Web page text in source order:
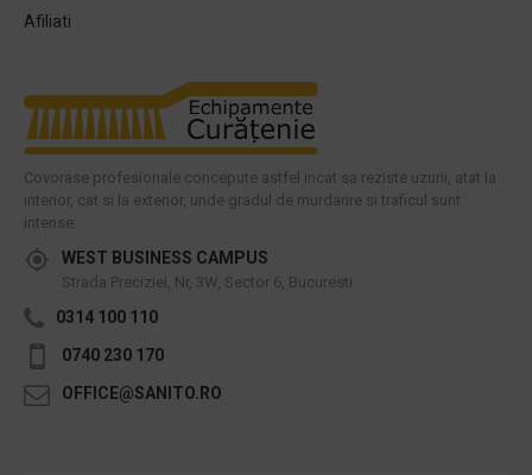
Afiliati
Covorase profesionale concepute astfel incat sa reziste uzurii, atat la
interior, cat si la exterior, unde gradul de murdarire si traficul sunt
intense.
WEST BUSINESS CAMPUS
Strada Preciziei, Nr, 3W, Sector 6, Bucuresti
0314 100 110
0740 230 170
OFFICE@SANITO.RO